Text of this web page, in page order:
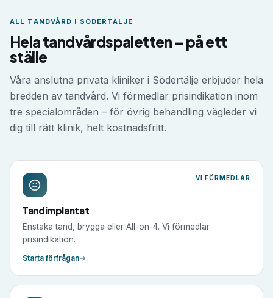
ALL TANDVÅRD I SÖDERTÄLJE
Hela tandvårdspaletten – på ett
ställe
Våra anslutna privata kliniker i Södertälje erbjuder hela
bredden av tandvård. Vi förmedlar prisindikation inom
tre specialområden – för övrig behandling vägleder vi
dig till rätt klinik, helt kostnadsfritt.
VI FÖRMEDLAR
Tandimplantat
Enstaka tand, brygga eller All-on-4. Vi förmedlar
prisindikation.
Starta förfrågan